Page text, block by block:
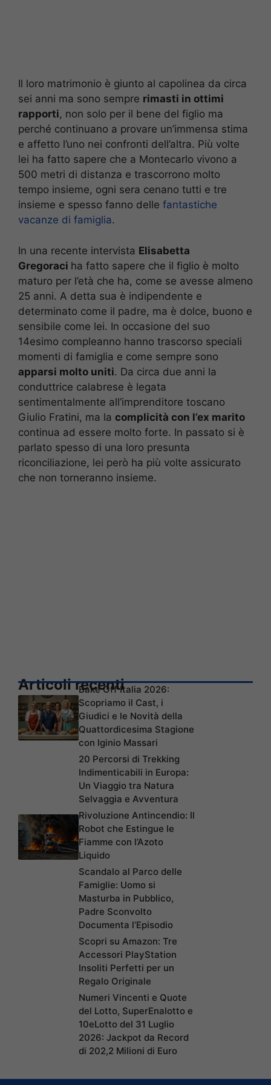
Il loro matrimonio è giunto al capolinea da circa
sei anni ma sono sempre rimasti in ottimi
rapporti, non solo per il bene del figlio ma
perché continuano a provare un’immensa stima
e affetto l’uno nei confronti dell’altra. Più volte
lei ha fatto sapere che a Montecarlo vivono a
500 metri di distanza e trascorrono molto
tempo insieme, ogni sera cenano tutti e tre
insieme e spesso fanno delle fantastiche
vacanze di famiglia.
In una recente intervista Elisabetta
Gregoraci ha fatto sapere che il figlio è molto
maturo per l’età che ha, come se avesse almeno
25 anni. A detta sua è indipendente e
determinato come il padre, ma è dolce, buono e
sensibile come lei. In occasione del suo
14esimo compleanno hanno trascorso speciali
momenti di famiglia e come sempre sono
apparsi molto uniti. Da circa due anni la
conduttrice calabrese è legata
sentimentalmente all’imprenditore toscano
Giulio Fratini, ma la complicità con l’ex marito
continua ad essere molto forte. In passato si è
parlato spesso di una loro presunta
riconciliazione, lei però ha più volte assicurato
che non torneranno insieme.
Articoli recentiBake Off Italia 2026:
Scopriamo il Cast, i
Giudici e le Novità della
Quattordicesima Stagione
con Iginio Massari
20 Percorsi di Trekking
Indimenticabili in Europa:
Un Viaggio tra Natura
Selvaggia e Avventura
Rivoluzione Antincendio: Il
Robot che Estingue le
Fiamme con l’Azoto
Liquido
Scandalo al Parco delle
Famiglie: Uomo si
Masturba in Pubblico,
Padre Sconvolto
Documenta l’Episodio
Scopri su Amazon: Tre
Accessori PlayStation
Insoliti Perfetti per un
Regalo Originale
Numeri Vincenti e Quote
del Lotto, SuperEnalotto e
10eLotto del 31 Luglio
2026: Jackpot da Record
di 202,2 Milioni di Euro